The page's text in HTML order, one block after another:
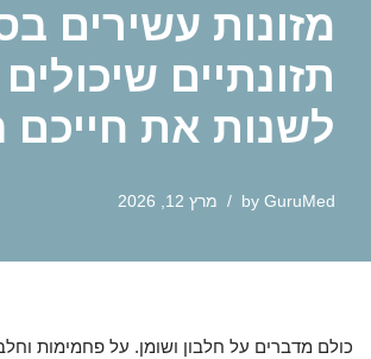
מזונות עשירים
תזונתיים שיכולים
לשנות את חייכם
by GuruMed מרץ 12, 2026
כולם מדברים על חלבון ושומן. על פחמימות